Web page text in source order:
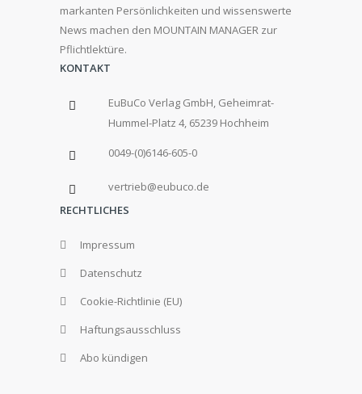
markanten Persönlichkeiten und wissenswerte
News machen den MOUNTAIN MANAGER zur
Pflichtlektüre.
KONTAKT
EuBuCo Verlag GmbH, Geheimrat-
Hummel-Platz 4, 65239 Hochheim
0049-(0)6146-605-0
vertrieb@eubuco.de
RECHTLICHES
Impressum
Datenschutz
Cookie-Richtlinie (EU)
Haftungsausschluss
Abo kündigen